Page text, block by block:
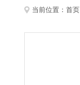
当前位置： 首页